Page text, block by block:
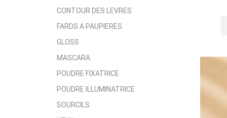
CONTOUR DES LEVRES
FARDS A PAUPIERES
GLOSS
MASCARA
POUDRE FIXATRICE
POUDRE ILLUMINATRICE
SOURCILS